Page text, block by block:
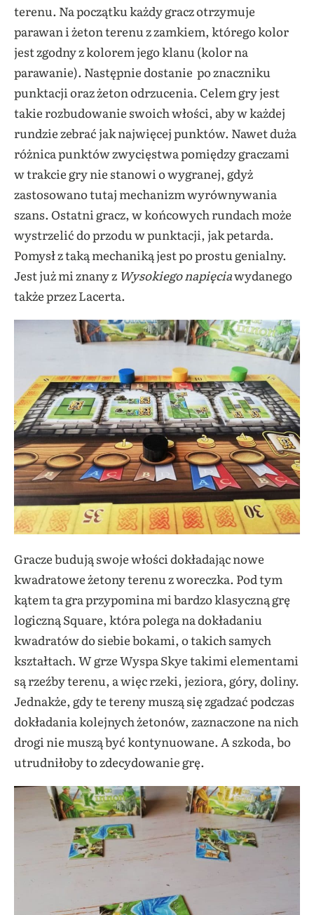
terenu. Na początku każdy gracz otrzymuje
parawan i żeton terenu z zamkiem, którego kolor
jest zgodny z kolorem jego klanu (kolor na
parawanie). Następnie dostanie po znaczniku
punktacji oraz żeton odrzucenia. Celem gry jest
takie rozbudowanie swoich włości, aby w każdej
rundzie zebrać jak najwięcej punktów. Nawet duża
różnica punktów zwycięstwa pomiędzy graczami
w trakcie gry nie stanowi o wygranej, gdyż
zastosowano tutaj mechanizm wyrównywania
szans. Ostatni gracz, w końcowych rundach może
wystrzelić do przodu w punktacji, jak petarda.
Pomysł z taką mechaniką jest po prostu genialny.
Jest już mi znany z Wysokiego napięciawydanego
także przez Lacerta.
Gracze budują swoje włości dokładając nowe
kwadratowe żetony terenu z woreczka. Pod tym
kątem ta gra przypomina mi bardzo klasyczną grę
logiczną Square, która polega na dokładaniu
kwadratów do siebie bokami, o takich samych
kształtach. W grze Wyspa Skye takimi elementami
są rzeźby terenu, a więc rzeki, jeziora, góry, doliny.
Jednakże, gdy te tereny muszą się zgadzać podczas
dokładania kolejnych żetonów, zaznaczone na nich
drogi nie muszą być kontynuowane. A szkoda, bo
utrudniłoby to zdecydowanie grę.